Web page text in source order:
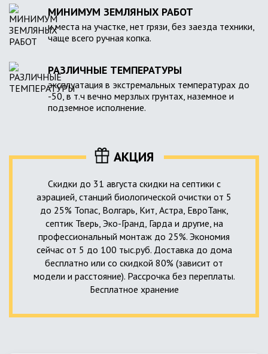
МИНИМУМ ЗЕМЛЯНЫХ РАБОТ
и места на участке, нет грязи, без заезда техники,
чаще всего ручная копка.
РАЗЛИЧНЫЕ ТЕМПЕРАТУРЫ
эксплуатация в экстремальных температурах до
-50, в т.ч вечно мерзлых грунтах, наземное и
подземное исполнение.
АКЦИЯ
Скидки до 31 августа скидки на септики с
аэрацией, станций биологической очистки от 5
до 25% Топас, Волгарь, Кит, Астра, ЕвроТанк,
септик Тверь, Эко-Гранд, Гарда и другие, на
профессиональный монтаж до 25%. Экономия
сейчас от 5 до 100 тыс.руб. Доставка до дома
бесплатно или со скидкой 80% (зависит от
модели и расстояние). Рассрочка без переплаты.
Бесплатное хранение